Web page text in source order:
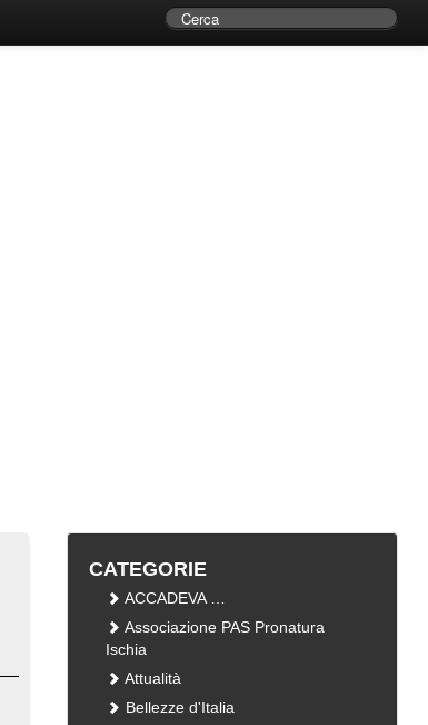
CATEGORIE
ACCADEVA …
Associazione PAS Pronatura
Ischia
Attualità
Bellezze d'Italia